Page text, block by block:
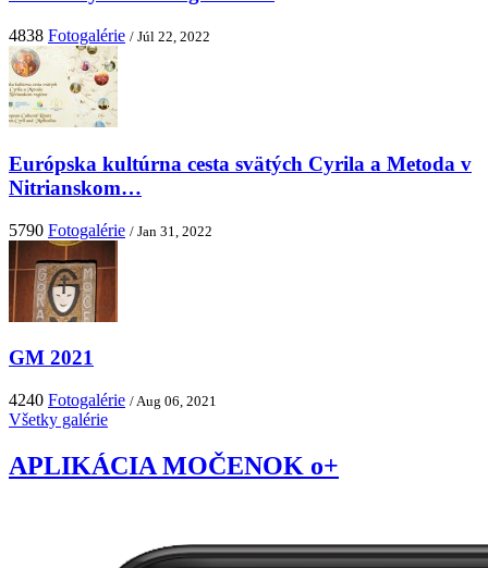
4838 Fotogalérie / Júl 22, 2022
Európska kultúrna cesta svätých Cyrila a Metoda v
Nitrianskom…
5790 Fotogalérie / Jan 31, 2022
GM 2021
4240 Fotogalérie / Aug 06, 2021
Všetky galérie
APLIKÁCIA MOČENOK o+